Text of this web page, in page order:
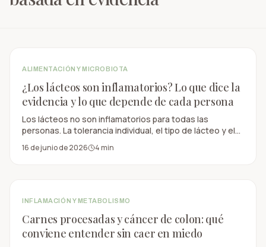
ALIMENTACIÓN Y MICROBIOTA
¿Los lácteos son inflamatorios? Lo que dice la
evidencia y lo que depende de cada persona
Los lácteos no son inflamatorios para todas las
personas. La tolerancia individual, el tipo de lácteo y el
contexto alimentario hacen una gran diferencia.
16 de junio de 2026 4min
INFLAMACIÓN Y METABOLISMO
Carnes procesadas y cáncer de colon: qué
conviene entender sin caer en miedo